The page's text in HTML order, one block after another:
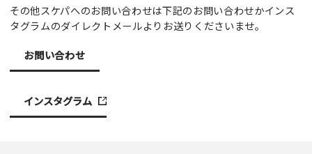
その他スケパへのお問い合わせは下記のお問い合わせかインス
タグラムのダイレクトメールよりお送りくださいませ。
お問い合わせ
インスタグラム